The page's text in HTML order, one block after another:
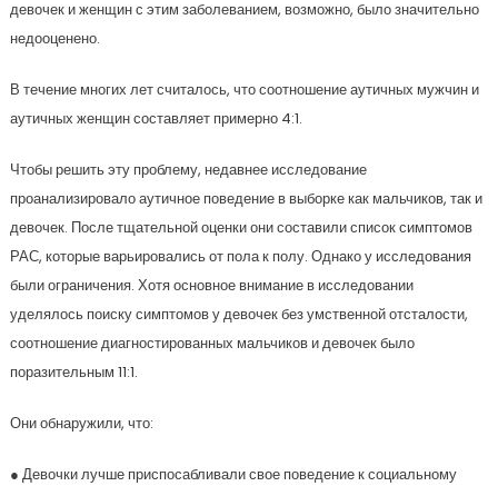
девочек и женщин с этим заболеванием, возможно, было значительно
недооценено.
В течение многих лет считалось, что соотношение аутичных мужчин и
аутичных женщин составляет примерно 4:1.
Чтобы решить эту проблему, недавнее исследование
проанализировало аутичное поведение в выборке как мальчиков, так и
девочек. После тщательной оценки они составили список симптомов
РАС, которые варьировались от пола к полу. Однако у исследования
были ограничения. Хотя основное внимание в исследовании
уделялось поиску симптомов у девочек без умственной отсталости,
соотношение диагностированных мальчиков и девочек было
поразительным 11:1.
Они обнаружили, что:
● Девочки лучше приспосабливали свое поведение к социальному